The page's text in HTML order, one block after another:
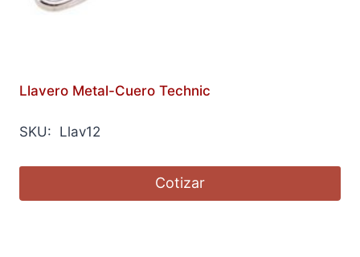
Llavero Metal-Cuero Technic
SKU: Llav12
Cotizar